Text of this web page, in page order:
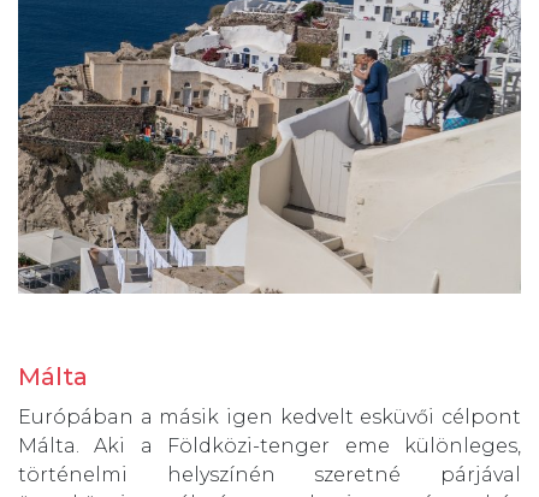
Málta
Európában a másik igen kedvelt esküvői célpont
Málta. Aki a Földközi-tenger eme különleges,
történelmi helyszínén szeretné párjával